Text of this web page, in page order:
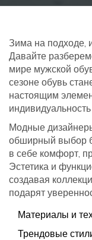
Зима на подходе,
Давайте
мире мужской
сезоне обувь
настоящим
Модные
обширный выбор
в себе комфорт,
Эстетика и
создавая
подарят
Материалы и
Трендовые